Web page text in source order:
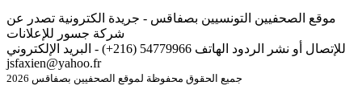
موقع الصحفيين التونسيين بصفاقس - جريدة الكترونية تصدر عن
شركة جسور للإعلانات
للإتصال أو نشر الردود الهاتف 54779966 (216+) - البريد الإلكتروني
jsfaxien@yahoo.fr
جميع الحقوق محفوظة لموقع الصحفيين بصفاقس 2026